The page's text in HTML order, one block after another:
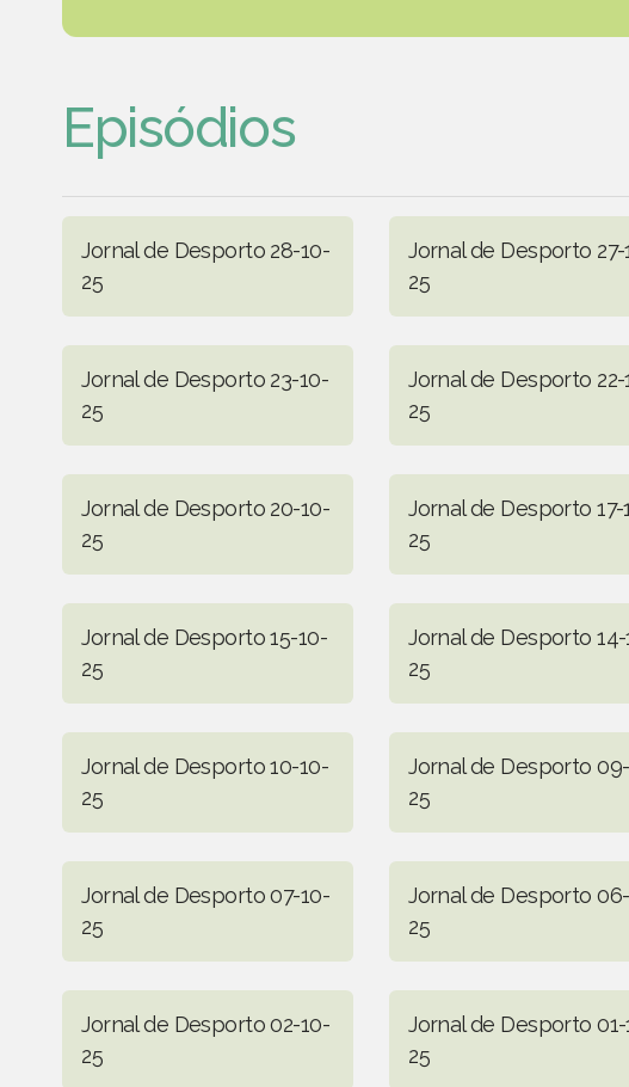
Episódios
Jornal de Desporto 28-10-
25
Jornal de Desporto 27-
25
Jornal de Desporto 23-10-
25
Jornal de Desporto 22-
25
Jornal de Desporto 20-10-
25
Jornal de Desporto 17-
25
Jornal de Desporto 15-10-
25
Jornal de Desporto 14-
25
Jornal de Desporto 10-10-
25
Jornal de Desporto
25
Jornal de Desporto 07-10-
25
Jornal de Desporto
25
Jornal de Desporto 02-10-
25
Jornal de Desporto 01-
25